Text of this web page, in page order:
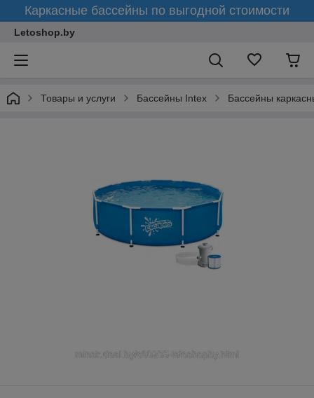
Каркасные бассейны по выгодной стоимости
Letoshop.by
Товары и услуги Бассейны Intex Бассейны